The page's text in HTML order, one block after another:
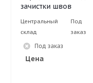
зачистки швов
Центральный
склад
Под
заказ
Под заказ
Цена